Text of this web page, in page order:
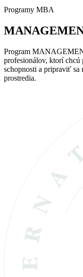
Programy MBA
Program
profesionálov, ktorí chcú
schopnosti a pripraviť sa
prostredia.